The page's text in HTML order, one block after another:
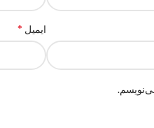
ایمیل *